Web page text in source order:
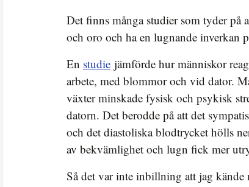
Det finns många studier som tyder på
och oro och ha en lugnande inverkan
En studie jämförde hur människor
arbete, med blommor och vid dator.
växter minskade fysisk och psykisk
datorn. Det berodde på att det
och det diastoliska blodtrycket hölls
av bekvämlighet och lugn fick mer
Så det var inte inbillning att jag